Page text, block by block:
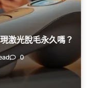
激光脫毛永久嗎？
0